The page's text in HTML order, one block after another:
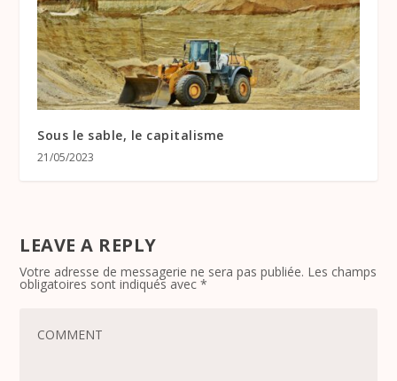
Sous le sable, le capitalisme
21/05/2023
LEAVE A REPLY
Votre adresse de messagerie ne sera pas publiée. Les champs
obligatoires sont indiqués avec*